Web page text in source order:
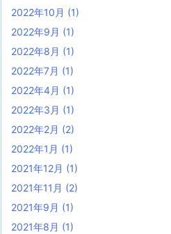
2022年10月 (1)
2022年9月 (1)
2022年8月 (1)
2022年7月 (1)
2022年4月 (1)
2022年3月 (1)
2022年2月 (2)
2022年1月 (1)
2021年12月 (1)
2021年11月 (2)
2021年9月 (1)
2021年8月 (1)